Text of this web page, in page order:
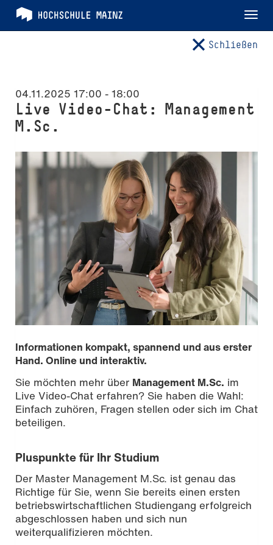
Schließen
04.11.2025 17:00 - 18:00
Live Video-Chat: Management
M.Sc.
Foto: Melanie Billian
Informationen kompakt, spannend und aus erster
Hand. Online und interaktiv.
Sie möchten mehr über Management M.Sc. im
Live Video-Chat erfahren? Sie haben die Wahl:
Einfach zuhören, Fragen stellen oder sich im Chat
beteiligen.
Pluspunkte für Ihr Studium
Der Master Management M.Sc. ist genau das
Richtige für Sie, wenn Sie bereits einen ersten
betriebswirtschaftlichen Studiengang erfolgreich
abgeschlossen haben und sich nun
weiterqualifizieren möchten.